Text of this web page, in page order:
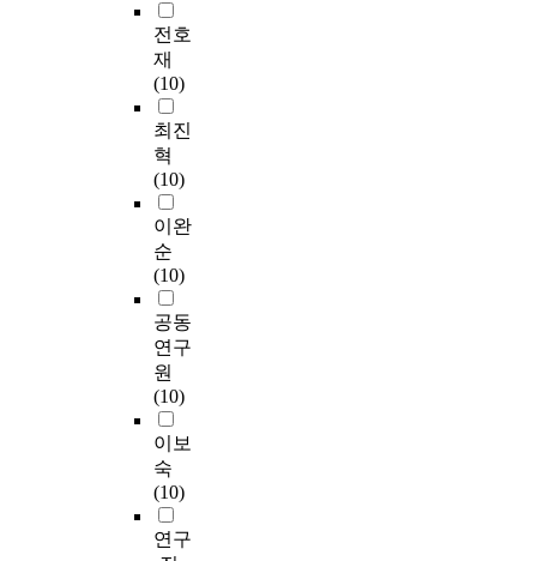
전호
재
(10)
최진
혁
(10)
이완
순
(10)
공동
연구
원
(10)
이보
숙
(10)
연구